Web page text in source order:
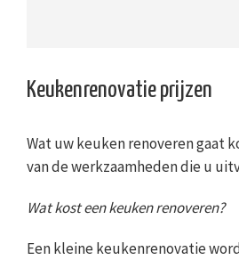
Keukenrenovatie prijzen
Wat uw keuken renoveren gaat
van de werkzaamheden die u
Wat kost een keuken renoveren?
Een kleine keukenrenovatie